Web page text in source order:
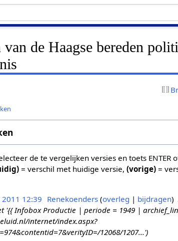
de Haagse bereden
de te vergelijken versies en toets ENTER
= verschil met huidige versie,(vorige) =
12:39 Renekoenders overleg bijdragen
'{{ Infobox Productie | periode = 1949 |
internet/index.aspx?
12068/1207...'